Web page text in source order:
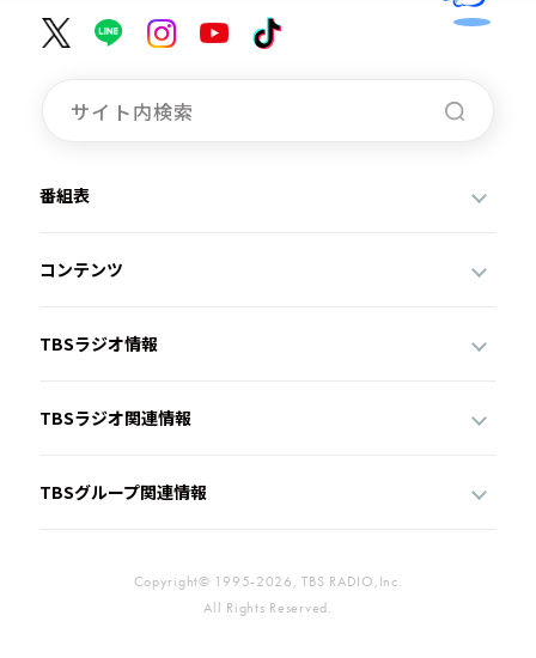
番組表
コンテンツ
TBSラジオ情報
TBSラジオ関連情報
TBSグループ関連情報
Copyright© 1995-2026, TBS RADIO,Inc.
All Rights Reserved.